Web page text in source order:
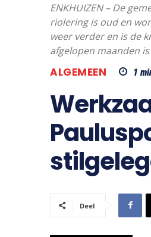
ENKHUIZEN – De
riolering is oud en
weer verder en is de
afgelopen maanden
ALGEMEEN 1
Deel